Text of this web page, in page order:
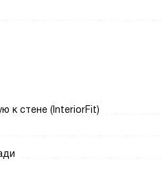
к стене (InteriorFit)